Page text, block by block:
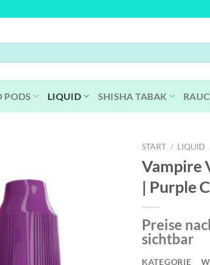
PODS LIQUID SHISHA TABAK
START / LIQUID
Vampire
| Purple
Preise
sichtbar
KATEGORIE